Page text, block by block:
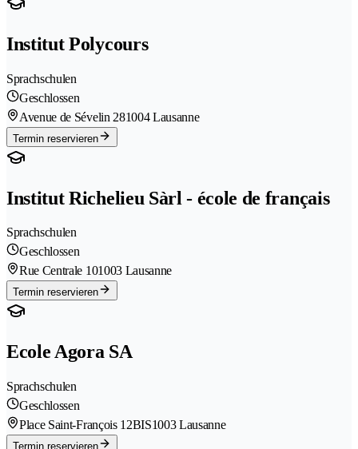
Institut Polycours
Sprachschulen
Geschlossen
Avenue de Sévelin 281004 Lausanne
Termin reservieren
Institut Richelieu Sàrl - école de français
Sprachschulen
Geschlossen
Rue Centrale 101003 Lausanne
Termin reservieren
Ecole Agora SA
Sprachschulen
Geschlossen
Place Saint-François 12BIS1003 Lausanne
Termin reservieren